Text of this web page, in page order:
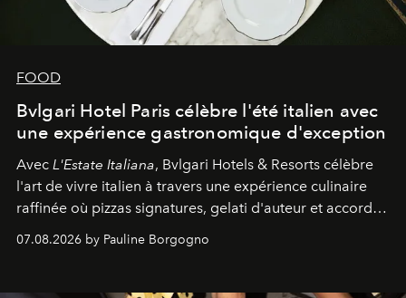
FOOD
Bvlgari Hotel Paris célèbre l'été italien avec
une expérience gastronomique d'exception
Avec L'Estate Italiana, Bvlgari Hotels & Resorts célèbre
l'art de vivre italien à travers une expérience culinaire
raffinée où pizzas signatures, gelati d'auteur et accords
07.08.2026 by Pauline Borgogno